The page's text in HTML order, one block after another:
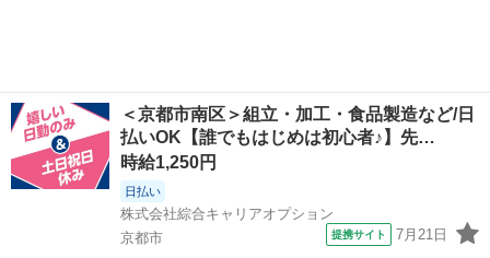
＜京都市南区＞組立・加工・食品製造など/日
払いOK【誰でもはじめは初心者♪】先…
時給1,250円
日払い
株式会社綜合キャリアオプション
京都市
提携サイト 7月21日